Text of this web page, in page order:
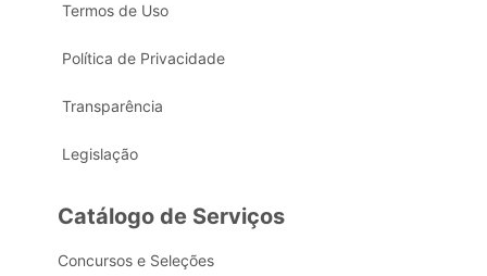
Termos de Uso
Política de Privacidade
Transparência
Legislação
Catálogo de Serviços
Concursos e Seleções